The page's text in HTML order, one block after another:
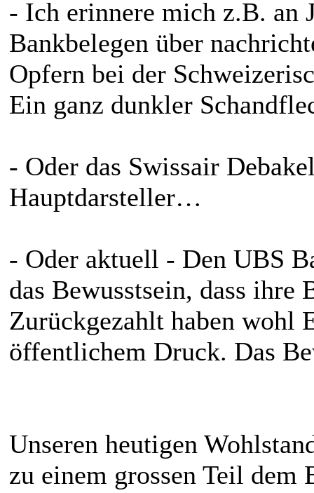
- Ich erinnere mich z.B. an
Bankbelegen über
Opfern bei der
Ein ganz dunkler
- Oder das Swissair
Hauptdarsteller…
- Oder aktuell - Den UBS
das Bewusstsein, dass
Zurückgezahlt haben wohl
öffentlichem Druck. Das
Unseren heutigen
zu einem grossen Teil